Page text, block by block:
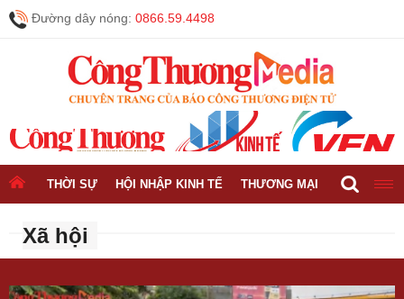
Đường dây nóng: 0866.59.4498
THỜI SỰ HỘI NHẬP KINH TẾ THƯƠNG MẠI CÔNG
Xã hội